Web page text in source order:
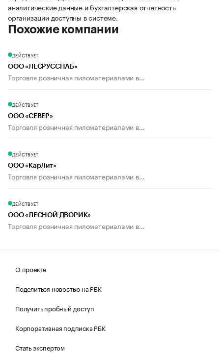
аналитические данные и бухгалтерская отчетность
организации доступны в системе.
Похожие компании
ДЕЙСТВУЕТ
ООО «ЛЕСРУССНАБ»
Торговля розничная пиломатериалами в...
ДЕЙСТВУЕТ
ООО «СЕВЕР»
Торговля розничная пиломатериалами в...
ДЕЙСТВУЕТ
ООО «КарЛит»
Торговля розничная пиломатериалами в...
ДЕЙСТВУЕТ
ООО «ЛЕСНОЙ ДВОРИК»
Торговля розничная пиломатериалами в...
О проекте
Поделиться новостью на РБК
Получить пробный доступ
Корпоративная подписка РБК
Стать экспертом